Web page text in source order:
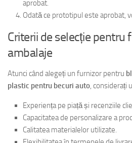
aprobat.
Odată ce prototipul este aprobat,
Criterii de selecție pentru
ambalaje
Atunci când alegeți un furnizor pentru
plastic pentru becuri auto, considerați
Experiența pe piață și recenziile
Capacitatea de personalizare a
Calitatea materialelor utilizate.